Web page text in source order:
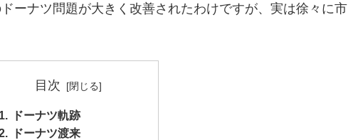
ーナツ問題が大きく改善されたわけですが、実は徐々に市
目次
ドーナツ軌跡
ドーナツ渡来